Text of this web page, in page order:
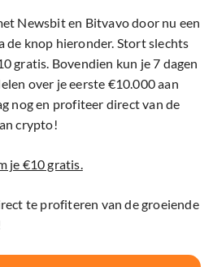
Newsbit en Bitvavo door nu een
de knop hieronder. Stort slechts
gratis. Bovendien kun je 7 dagen
over je eerste €10.000 aan
nog en profiteer direct van de
crypto!
je €10 gratis.
te profiteren van de groeiende